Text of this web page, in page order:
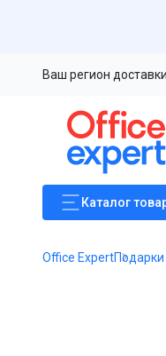
Ваш регион
Каталог
Office ExpertПодарки